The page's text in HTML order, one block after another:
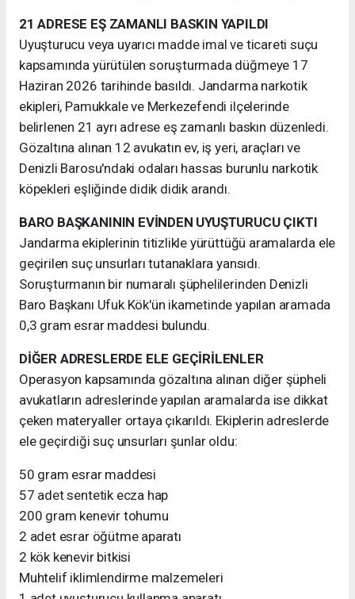
21 ADRESE EŞ ZAMANLI BASKIN YAPILDI
Uyuşturucu veya uyarıcı madde imal ve ticareti suçu
kapsamında yürütülen soruşturmada düğmeye 17
Haziran 2026 tarihinde basıldı. Jandarma narkotik
ekipleri, Pamukkale ve Merkezefendi ilçelerinde
belirlenen 21 ayrı adrese eş zamanlı baskın düzenledi.
Gözaltına alınan 12 avukatın ev, iş yeri, araçları ve
Denizli Barosu'ndaki odaları hassas burunlu narkotik
köpekleri eşliğinde didik didik arandı.
BARO BAŞKANININ EVİNDEN UYUŞTURUCU ÇIKTI
Jandarma ekiplerinin titizlikle yürüttüğü aramalarda ele
geçirilen suç unsurları tutanaklara yansıdı.
Soruşturmanın bir numaralı şüphelilerinden Denizli
Baro Başkanı Ufuk Kök'ün ikametinde yapılan aramada
0,3 gram esrar maddesi bulundu.
DİĞER ADRESLERDE ELE GEÇİRİLENLER
Operasyon kapsamında gözaltına alınan diğer şüpheli
avukatların adreslerinde yapılan aramalarda ise dikkat
çeken materyaller ortaya çıkarıldı. Ekiplerin adreslerde
ele geçirdiği suç unsurları şunlar oldu:
50 gram esrar maddesi
57 adet sentetik ecza hap
200 gram kenevir tohumu
2 adet esrar öğütme aparatı
2 kök kenevir bitkisi
Muhtelif iklimlendirme malzemeleri